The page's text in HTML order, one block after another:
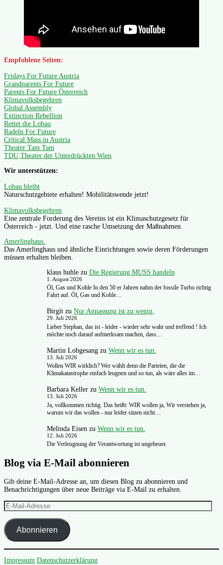
Empfohlene Seiten:
Fridays For Future Austria
Grandparents For Future
Parents For Future Österreich
Klimavolksbegehren
Global Assembly
Extinction Rebellion
Rettet die Lobau
Radeln For Future
Critical Mass in Austria
Theater Tam Tam
TDU,Theater der Unterdrückten Wien
Wir unterstützen:
Lobau bleibt
Naturschutzgebiete erhalten! Mobilitätswende jetzt!
Klimavolksbegehren
Eine zentrale Forderung des Vereins ist ein Klimaschutzgesetz für
Österreich - jetzt. Und eine rasche Umsetzung der Maßnahmen.
Amerlinghaus.
Das Amerlinghaus und ähnliche Einrichtungen sowie deren Förderungen
müssen erhalten bleiben.
klaus huhlezu Die Regierung MUSS handeln
1. August 2026
Öl, Gas und Kohle In den 50 er Jahren nahm der fossile Turbo richtig
Fahrt auf. Öl, Gas und Kohle…
Birgitzu Nur Anpassung ist zu wenig.
29. Juli 2026
Lieber Stephan, das ist - leider - wieder sehr wahr und treffend ! Ich
möchte noch darauf aufmerksam machen, dass…
Martin Lobgesangzu Wenn wir es tun.
13. Juli 2026
Wollen WIR wirklich? Wer wählt denn die Parteien, die die
Klimakatastrophe einfach leugnen und so tun, als wäre alles im…
Barbara Kellerzu Wenn wir es tun.
13. Juli 2026
Ja, vollkommen richtig. Das heißt: WIR wollen ja, Wir verstehen ja,
warum wir das wollen - nur leider sitzen nicht…
Melinda Eisen zu Wenn wir es tun.
12. Juli 2026
Die Verleugnung der Verantwortung ist ungeheuer.
Blog via E-Mail abonnieren
Gib deine E-Mail-Adresse an, um diesen Blog zu abonnieren und
Benachrichtigungen über neue Beiträge via E-Mail zu erhalten.
E-
Mail-
Adresse
Abonnieren
Impressum Datenschutzerklärung